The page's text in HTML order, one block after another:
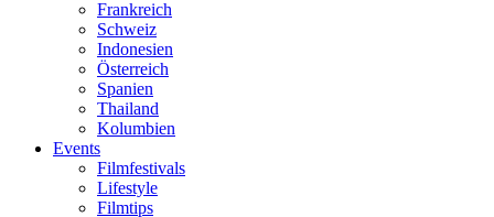
Frankreich
Schweiz
Indonesien
Österreich
Spanien
Thailand
Kolumbien
Events
Filmfestivals
Lifestyle
Filmtips